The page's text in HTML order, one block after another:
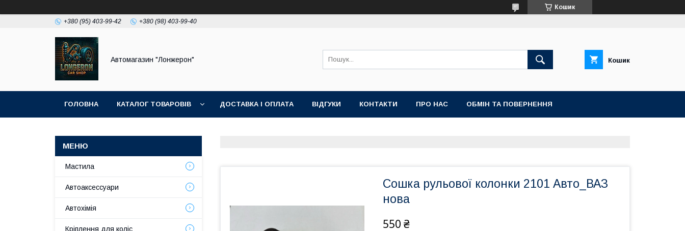
Кошик
+380 (95) 403-99-42 +380 (98) 403-99-40
Автомагазин "Лонжерон" Кошик
ГОЛОВНА КАТАЛОГ ТОВАРОВІВ ДОСТАВКА І ОПЛАТА ВІДГУКИ КОНТАКТИ ПРО НАС ОБМІН ТА ПОВЕРНЕННЯ
Сошка рульової колонки 2101 Авто_ВАЗ
нова
550 ₴
Мастила
Автоаксессуари
Автохімія
Кріплення для коліс